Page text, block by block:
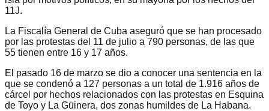
11J.
La Fiscalía General de Cuba aseguró que se han procesado
por las protestas del 11 de julio a 790 personas, de las que
55 tienen entre 16 y 17 años.
El pasado 16 de marzo se dio a conocer una sentencia en la
que se condenó a 127 personas a un total de 1.916 años de
cárcel por hechos relacionados con las protestas en Esquina
de Toyo y La Güinera, dos zonas humildes de La Habana.